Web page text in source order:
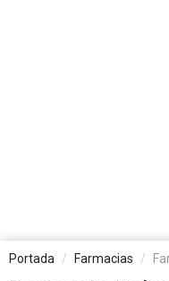
Portada Farmacias